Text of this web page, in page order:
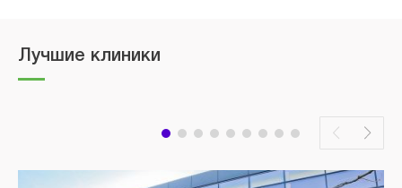
Лучшие клиники